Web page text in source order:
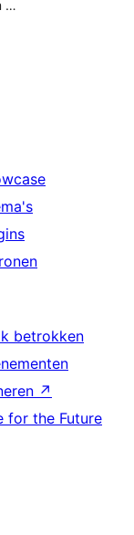
…
betrokken
↗
for the Future